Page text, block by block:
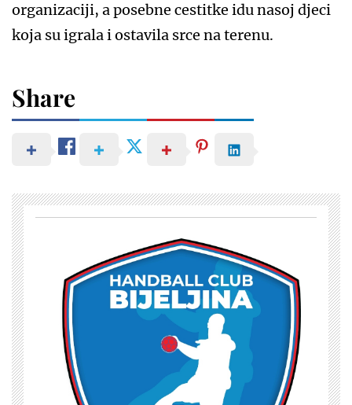
organizaciji, a posebne cestitke idu nasoj djeci
koja su igrala i ostavila srce na terenu.
Share